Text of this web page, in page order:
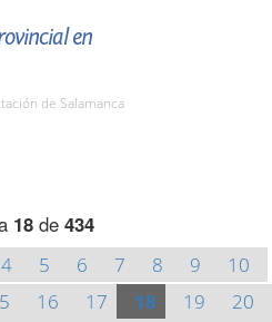
en
de Salamanca
18 de 434
4 5 6 7 8 9
10
16 17 18 19
20